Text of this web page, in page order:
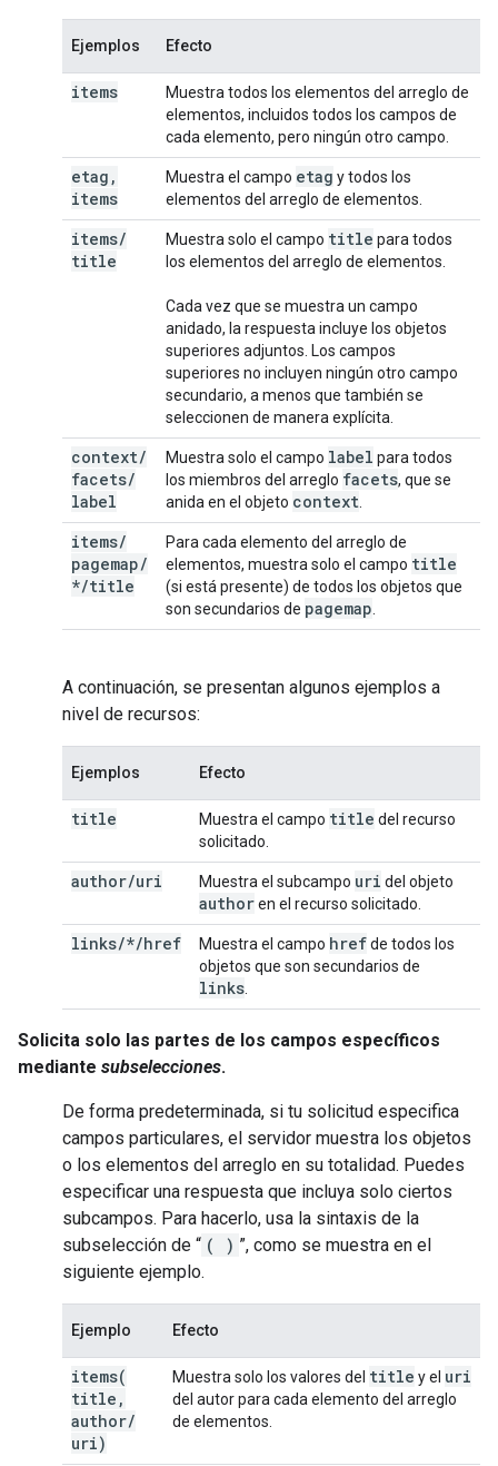
Ejemplos Efecto
items
Muestra todos los elementos del arreglo de
elementos, incluidos todos los campos de
cada elemento, pero ningún otro campo.
etag ,
items
Muestra el campo etag y todos los
elementos del arreglo de elementos.
items/
title
Muestra solo el campo title para todos
los elementos del arreglo de elementos.
Cada vez que se muestra un campo
anidado, la respuesta incluye los objetos
superiores adjuntos. Los campos
superiores no incluyen ningún otro campo
secundario, a menos que también se
seleccionen de manera explícita.
context/
facets/
label
Muestra solo el campo label para todos
los miembros del arreglo facets, que se
anida en el objeto context
items/
pagemap/
*/title
Para cada elemento del arreglo de
elementos, muestra solo el campo title
(si está presente) de todos los objetos que
son secundarios de pagemap
A continuación, se presentan algunos ejemplos a
nivel de recursos:
Ejemplos Efecto
title Muestra el campo title del recurso
solicitado.
author/uri Muestra el subcampo uri del objeto
authoren el recurso solicitado.
links/*/href Muestra el campo hrefde todos los
objetos que son secundarios de
links
Solicita solo las partes de los campos específicos
mediante subselecciones.
De forma predeterminada, si tu solicitud especifica
campos particulares, el servidor muestra los objetos
o los elementos del arreglo en su totalidad. Puedes
especificar una respuesta que incluya solo ciertos
subcampos. Para hacerlo, usa la sintaxis de la
subselección de “ ( ) ”, como se muestra en el
siguiente ejemplo.
Ejemplo Efecto
items(
title ,
author/
uri)
Muestra solo los valores del title y el uri
del autor para cada elemento del arreglo
de elementos.